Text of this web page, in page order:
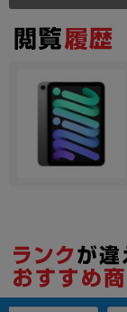
発売日
各項目のチェックボックスは